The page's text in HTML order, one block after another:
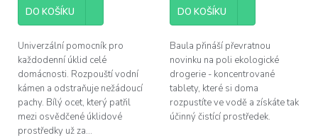
DO KOŠÍKU
Univerzální pomocník pro
každodenní úklid celé
domácnosti. Rozpouští vodní
kámen a odstraňuje nežádoucí
pachy. Bílý ocet, který patřil
mezi osvědčené úklidové
prostředky už za...
DO KOŠÍKU
Baula přináší převratnou
novinku na poli ekologické
drogerie - koncentrované
tablety, které si doma
rozpustíte ve vodě a získáte tak
účinný čistící prostředek.